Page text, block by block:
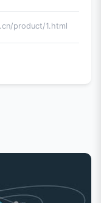
product/1.html